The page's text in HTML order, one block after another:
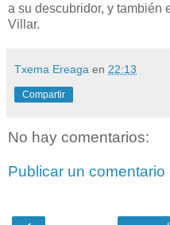
a su descubridor, y también
Villar.
Txema Ereaga en 22:13
Compartir
No hay comentarios:
Publicar un comentario